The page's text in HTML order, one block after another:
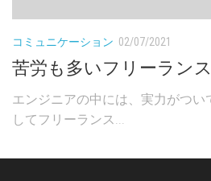
コミュニケーション 02/07/2021
苦労も多いフリーラン
エンジニアの中には、実力がつ
してフリーランス...